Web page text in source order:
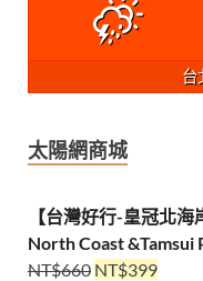
台
太陽網商城
【台灣好行-皇冠北
North Coast &Tamsui
NT$660 NT$399